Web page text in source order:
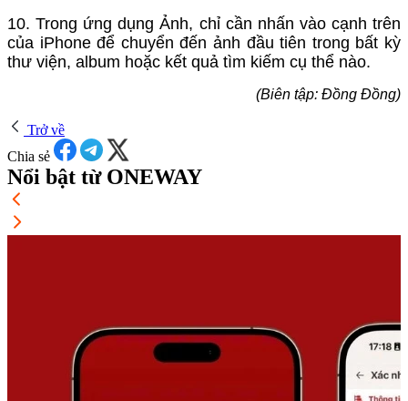
10. Trong ứng dụng Ảnh, chỉ cần nhấn vào cạnh trên
của iPhone để chuyển đến ảnh đầu tiên trong bất kỳ
thư viện, album hoặc kết quả tìm kiếm cụ thể nào.
(Biên tập: Đồng Đồng)
Trở về
Chia sẻ
Nổi bật từ ONEWAY